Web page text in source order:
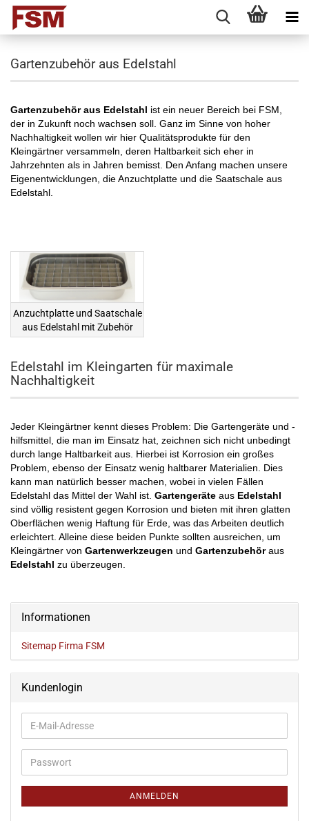
Gartenzubehör aus Edelstahl
Gartenzubehör aus Edelstahl ist ein neuer Bereich bei FSM,
der in Zukunft noch wachsen soll. Ganz im Sinne von hoher
Nachhaltigkeit wollen wir hier Qualitätsprodukte für den
Kleingärtner versammeln, deren Haltbarkeit sich eher in
Jahrzehnten als in Jahren bemisst. Den Anfang machen unsere
Eigenentwicklungen, die Anzuchtplatte und die Saatschale aus
Edelstahl.
Anzuchtplatte und Saatschale
aus Edelstahl mit Zubehör
Edelstahl im Kleingarten für maximale
Nachhaltigkeit
Jeder Kleingärtner kennt dieses Problem: Die Gartengeräte und -
hilfsmittel, die man im Einsatz hat, zeichnen sich nicht unbedingt
durch lange Haltbarkeit aus. Hierbei ist Korrosion ein großes
Problem, ebenso der Einsatz wenig haltbarer Materialien. Dies
kann man natürlich besser machen, wobei in vielen Fällen
Edelstahl das Mittel der Wahl ist. Gartengeräte aus Edelstahl
sind völlig resistent gegen Korrosion und bieten mit ihren glatten
Oberflächen wenig Haftung für Erde, was das Arbeiten deutlich
erleichtert. Alleine diese beiden Punkte sollten ausreichen, um
Kleingärtner von Gartenwerkzeugen und Gartenzubehöraus
Edelstahl zu überzeugen.
Informationen
Sitemap Firma FSM
Kundenlogin
ANMELDEN